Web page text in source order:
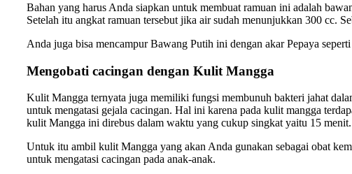
Bahan yang harus Anda siapkan untuk membuat ramuan ini adalah
Setelah itu angkat ramuan tersebut jika air sudah menunjukkan 300 cc.
Anda juga bisa mencampur Bawang Putih ini dengan akar Pepaya
Mengobati cacingan dengan Kulit Mangga
Kulit Mangga ternyata juga memiliki fungsi membunuh bakteri jahat
untuk mengatasi gejala cacingan. Hal ini karena pada kulit mangga
kulit Mangga ini direbus dalam waktu yang cukup singkat yaitu 15 menit.
Untuk itu ambil kulit Mangga yang akan Anda gunakan sebagai obat
untuk mengatasi cacingan pada anak-anak.